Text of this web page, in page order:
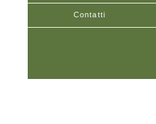
Contatti